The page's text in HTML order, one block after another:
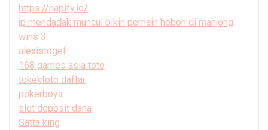
https://hapify.io/
jp mendadak muncul bikin pemain heboh di mahjong
wins 3
alexistogel
168 games asia toto
tokektoto daftar
pokerboya
slot deposit dana
Satta king